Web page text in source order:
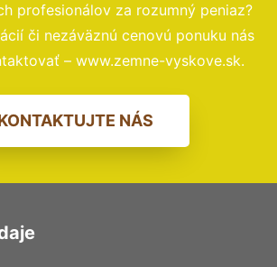
profesionálov za rozumný peniaz?
či nezáväznú cenovú ponuku nás
– www.zemne-vyskove.sk.
NÁS